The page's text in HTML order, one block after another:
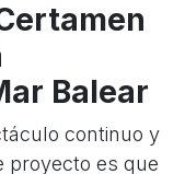
Balear
continuo y
proyecto es que